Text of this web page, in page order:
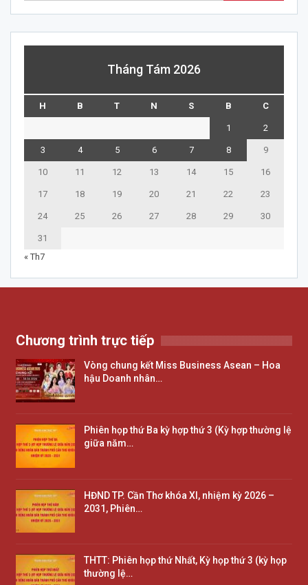
Tháng Tám 2026
H B T N S B C
1 2
3 4 5 6 7 8 9
10 11 12 13 14 15 16
17 18 19 20 21 22 23
24 25 26 27 28 29 30
31
« Th7
Chương trình trực tiếp
Vòng chung kết Miss Business Asean – Hoa
hậu Doanh nhân…
Phiên họp thứ Ba kỳ hợp thứ 3 (Kỳ hợp thường lệ
giữa năm…
HĐND TP. Cần Thơ khóa XI, nhiệm kỳ 2026 –
2031, Phiên…
THTT: Phiên họp thứ Nhất, Kỳ họp thứ 3 (kỳ họp
thường lệ…